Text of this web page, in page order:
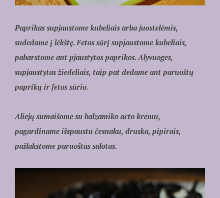
Paprikas supjaustome kubeliais arba juostelėmis,
sudedame į lėkštę. Fetos sūrį supjaustome kubeliais,
pabarstome ant pjaustytos paprikos. Alyvuoges,
supjaustytas žiedeliais, taip pat dedame ant paruoštų
paprikų ir fetos sūrio.
Aliejų sumaišome su balzamiko acto kremu,
pagardiname išspaustu česnaku, druska, pipirais,
pašlakstome paruoštas salotas.